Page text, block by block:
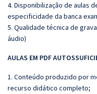
4. Disponibilização de aulas
especificidade da banca
5. Qualidade técnica de
áudio)
AULAS EM PDF
1. Conteúdo produzido por
recurso didático completo;